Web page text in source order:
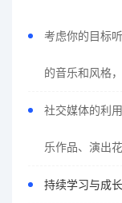
考虑你的目标
的音乐和风格
社交媒体的利
乐作品、演出
持续学习与成长